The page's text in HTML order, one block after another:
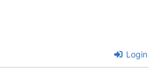
Login